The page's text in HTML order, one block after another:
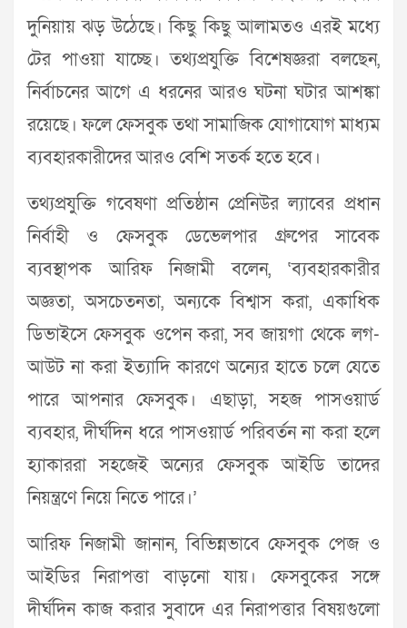
দুনিয়ায় ঝড় উঠেছে। কিছু কিছু আলামতও এরই মধ্যে
টের পাওয়া যাচ্ছে। তথ্যপ্রযুক্তি বিশেষজ্ঞরা বলছেন,
নির্বাচনের আগে এ ধরনের আরও ঘটনা ঘটার আশঙ্কা
রয়েছে। ফলে ফেসবুক তথা সামাজিক যোগাযোগ মাধ্যম
ব্যবহারকারীদের আরও বেশি সতর্ক হতে হবে।
তথ্যপ্রযুক্তি গবেষণা প্রতিষ্ঠান প্রেনিউর ল্যাবের প্রধান
নির্বাহী ও ফেসবুক ডেভেলপার গ্রুপের সাবেক
ব্যবস্থাপক আরিফ নিজামী বলেন, ‘ব্যবহারকারীর
অজ্ঞতা, অসচেতনতা, অন্যকে বিশ্বাস করা, একাধিক
ডিভাইসে ফেসবুক ওপেন করা, সব জায়গা থেকে লগ-
আউট না করা ইত্যাদি কারণে অন্যের হাতে চলে যেতে
পারে আপনার ফেসবুক। এছাড়া, সহজ পাসওয়ার্ড
ব্যবহার, দীর্ঘদিন ধরে পাসওয়ার্ড পরিবর্তন না করা হলে
হ্যাকাররা সহজেই অন্যের ফেসবুক আইডি তাদের
নিয়ন্ত্রণে নিয়ে নিতে পারে।’
আরিফ নিজামী জানান, বিভিন্নভাবে ফেসবুক পেজ ও
আইডির নিরাপত্তা বাড়নো যায়। ফেসবুকের সঙ্গে
দীর্ঘদিন কাজ করার সুবাদে এর নিরাপত্তার বিষয়গুলো